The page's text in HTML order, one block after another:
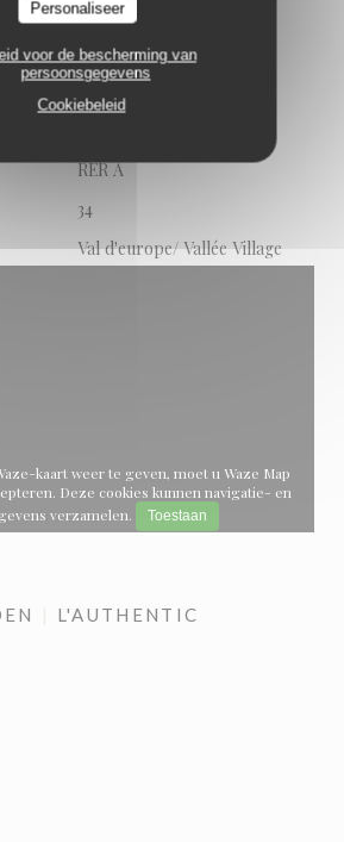
Personaliseer
voor de bescherming van
persoonsgegevens
Cookiebeleid
Ticket, Eurocard / Mastercard,
Debetkaart
RER A
34
Val d'europe/ Vallée Village
kaart weer te geven, moet u Waze Map
Deze cookies kunnen navigatie- en
verzamelen.
Toestaan
L'AUTHENTIC